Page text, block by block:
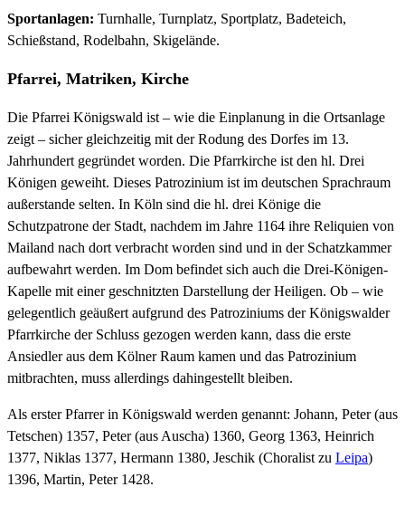
Sportanlagen: Turnhalle, Turnplatz, Sportplatz, Badeteich,
Schießstand, Rodelbahn, Skigelände.
Pfarrei, Matriken, Kirche
Die Pfarrei Königswald ist – wie die Einplanung in die Ortsanlage
zeigt – sicher gleichzeitig mit der Rodung des Dorfes im 13.
Jahrhundert gegründet worden. Die Pfarrkirche ist den hl. Drei
Königen geweiht. Dieses Patrozinium ist im deutschen Sprachraum
außerstande selten. In Köln sind die hl. drei Könige die
Schutzpatrone der Stadt, nachdem im Jahre 1164 ihre Reliquien von
Mailand nach dort verbracht worden sind und in der Schatzkammer
aufbewahrt werden. Im Dom befindet sich auch die Drei-Königen-
Kapelle mit einer geschnitzten Darstellung der Heiligen. Ob – wie
gelegentlich geäußert aufgrund des Patroziniums der Königswalder
Pfarrkirche der Schluss gezogen werden kann, dass die erste
Ansiedler aus dem Kölner Raum kamen und das Patrozinium
mitbrachten, muss allerdings dahingestellt bleiben.
Als erster Pfarrer in Königswald werden genannt: Johann, Peter (aus
Tetschen) 1357, Peter (aus Auscha) 1360, Georg 1363, Heinrich
1377, Niklas 1377, Hermann 1380, Jeschik (Choralist zu Leipa)
1396, Martin, Peter 1428.